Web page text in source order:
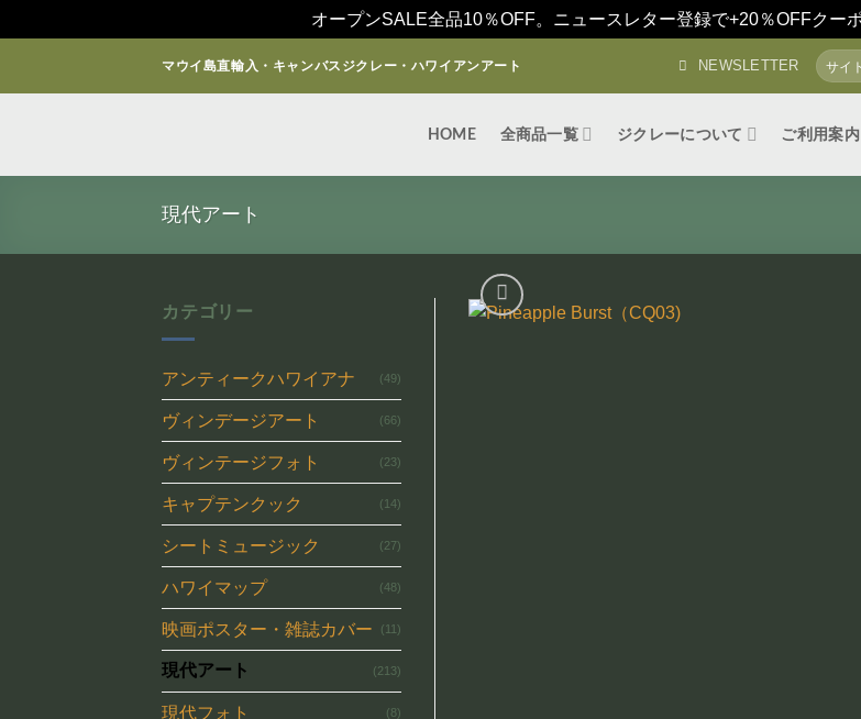
オープンSALE全品10％OFF。ニュースレター登録で+20％OFFクー
マウイ島直輸入・キャンバスジクレー・ハワイアンアート NEWSLETTER
検
索
対
HOME 全商品一覧 ジクレーについて ご利用案内
現代アート
カテゴリー
アンティークハワイアナ (49)
ヴィンデージアート (66)
ヴィンテージフォト (23)
キャプテンクック (14)
シートミュージック (27)
ハワイマップ (48)
映画ポスター・雑誌カバー (11)
現代アート (213)
現代フォト (8)